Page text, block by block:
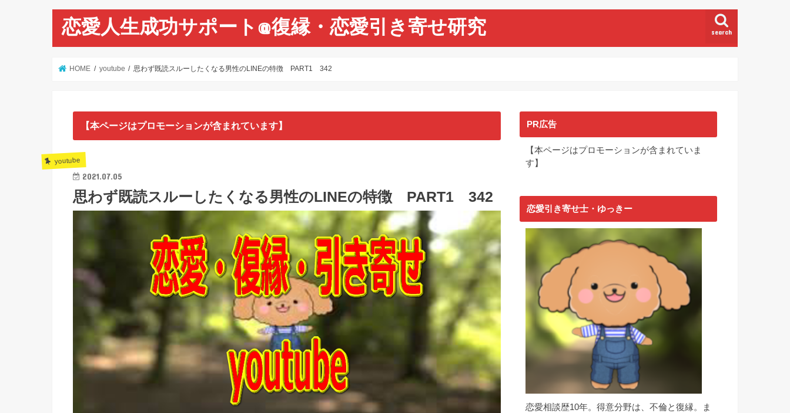
恋愛人生成功サポート@復縁・恋愛引き寄せ研究 search
HOME youtube 思わず既読スルーしたくなる男性のLINEの特徴 PART1 342
【本ページはプロモーションが含まれています】
youtube
2021.07.05
思わず既読スルーしたくなる男性のLINEの特徴 PART1 342
PR広告
【本ページはプロモーションが含まれていま
す】
恋愛引き寄せ士・ゆっきー
恋愛相談歴10年。得意分野は、不倫と復縁。ま